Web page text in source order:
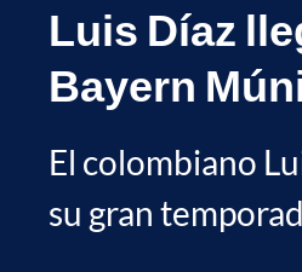
Luis Díaz
Bayern
El colombiano
su gran